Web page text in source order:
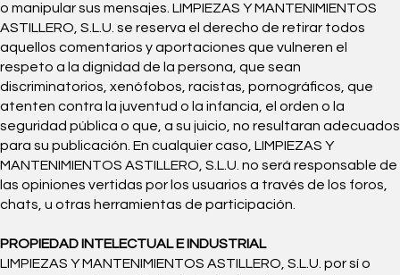
o manipular sus mensajes. LIMPIEZAS Y MANTENIMIENTOS
ASTILLERO, S.L.U. se reserva el derecho de retirar todos
aquellos comentarios y aportaciones que vulneren el
respeto a la dignidad de la persona, que sean
discriminatorios, xenófobos, racistas, pornográficos, que
atenten contra la juventud o la infancia, el orden o la
seguridad pública o que, a su juicio, no resultaran adecuados
para su publicación. En cualquier caso, LIMPIEZAS Y
MANTENIMIENTOS ASTILLERO, S.L.U. no será responsable de
las opiniones vertidas por los usuarios a través de los foros,
chats, u otras herramientas de participación.
PROPIEDAD INTELECTUAL E INDUSTRIAL
LIMPIEZAS Y MANTENIMIENTOS ASTILLERO, S.L.U. por sí o